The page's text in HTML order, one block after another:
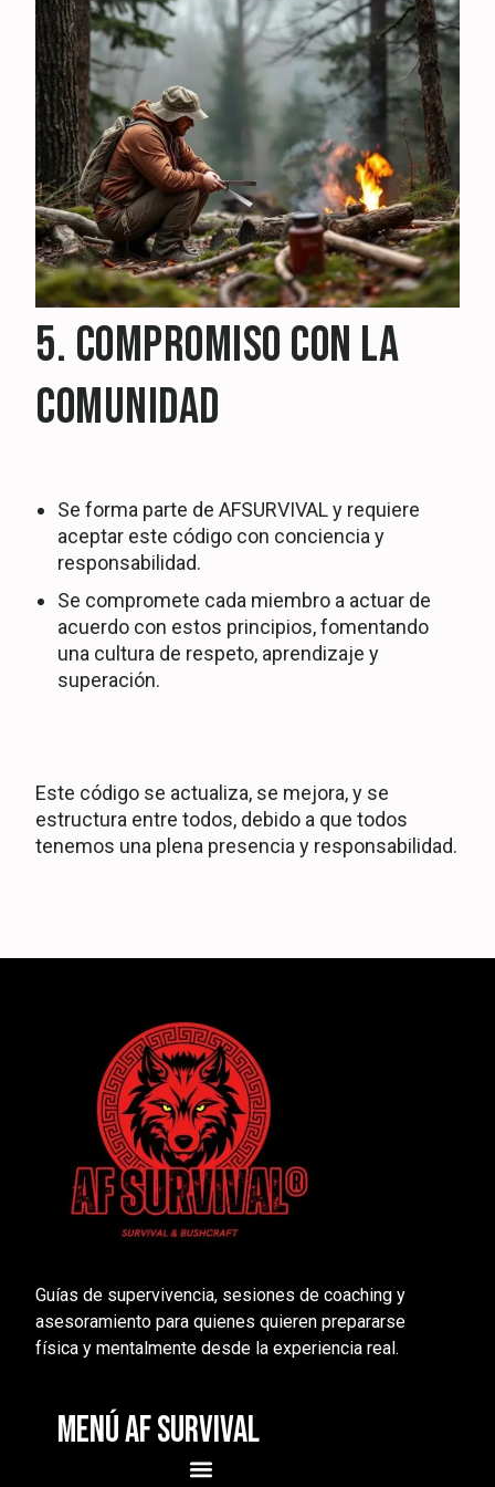
5. COMPROMISO CON LA
COMUNIDAD
Se forma parte de AFSURVIVAL y requiere
aceptar este código con conciencia y
responsabilidad.
Se compromete cada miembro a actuar de
acuerdo con estos principios, fomentando
una cultura de respeto, aprendizaje y
superación.
Este código se actualiza, se mejora, y se
estructura entre todos, debido a que todos
tenemos una plena presencia y responsabilidad.
Guías de supervivencia, sesiones de coaching y
asesoramiento para quienes quieren prepararse
física y mentalmente desde la experiencia real.
MENÚ AF SURVIVAL